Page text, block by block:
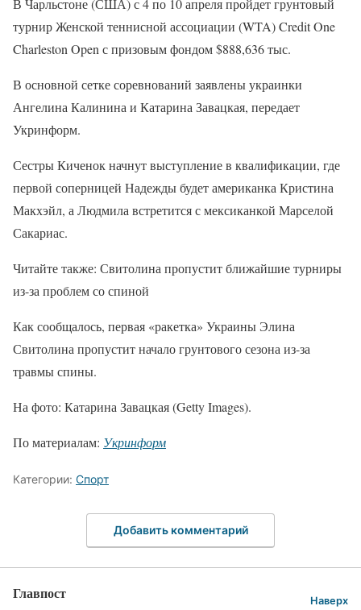
В Чарльстоне (США) с 4 по 10 апреля пройдет грунтовый
турнир Женской теннисной ассоциации (WTA) Credit One
Charleston Open с призовым фондом $888,636 тыс.
В основной сетке соревнований заявлены украинки
Ангелина Калинина и Катарина Завацкая, передает
Укринформ.
Сестры Киченок начнут выступление в квалификации, где
первой соперницей Надежды будет американка Кристина
Макхэйл, а Людмила встретится с мексиканкой Марселой
Сакариас.
Читайте также: Свитолина пропустит ближайшие турниры
из-за проблем со спиной
Как сообщалось, первая «ракетка» Украины Элина
Свитолина пропустит начало грунтового сезона из-за
травмы спины.
На фото: Катарина Завацкая (Getty Images).
По материалам: Укринформ
Категории: Спорт
Добавить комментарий
Главпост Наверх